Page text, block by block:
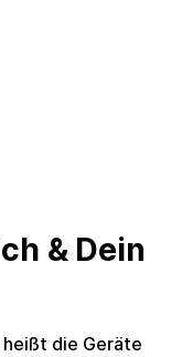
Lieferumfang:
Die
& Dein
die Geräte